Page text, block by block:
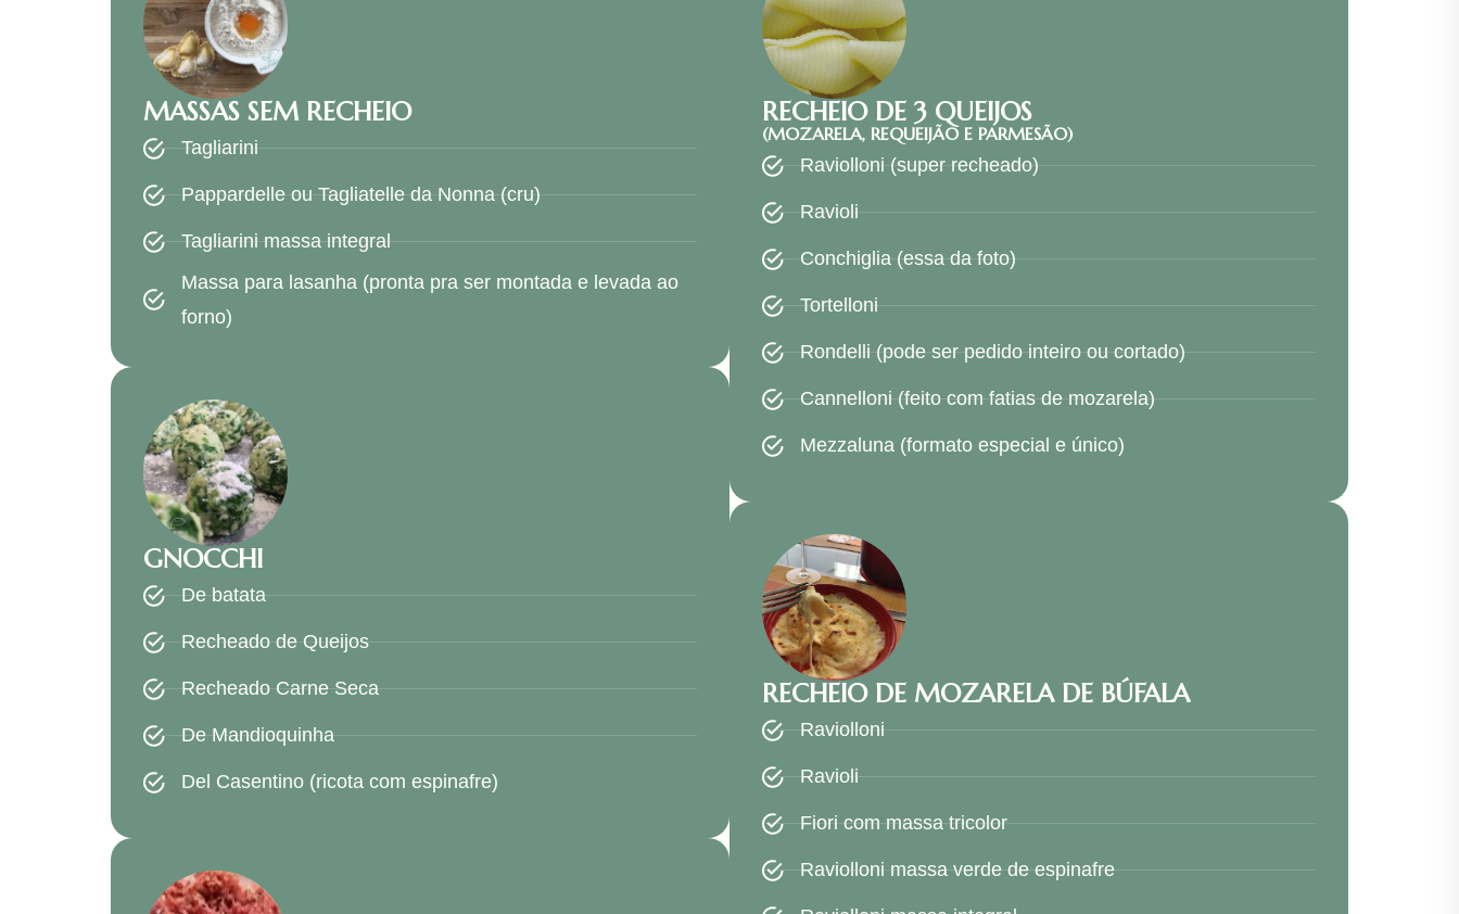
MASSAS SEM RECHEIO
Tagliarini
Pappardelle ou Tagliatelle da Nonna (cru)
Tagliarini massa integral
Massa para lasanha (pronta pra ser montada e levada ao
forno)
GNOCCHI
De batata
Recheado de Queijos
Recheado Carne Seca
De Mandioquinha
Del Casentino (ricota com espinafre)
RECHEIO DE 3 QUEIJOS
(MOZARELA, REQUEIJÃO E PARMESÃO)
Raviolloni (super recheado)
Ravioli
Conchiglia (essa da foto)
Tortelloni
Rondelli (pode ser pedido inteiro ou cortado)
Cannelloni (feito com fatias de mozarela)
Mezzaluna (formato especial e único)
RECHEIO DE MOZARELA DE BÚFALA
Raviolloni
Ravioli
Fiori com massa tricolor
Raviolloni massa verde de espinafre